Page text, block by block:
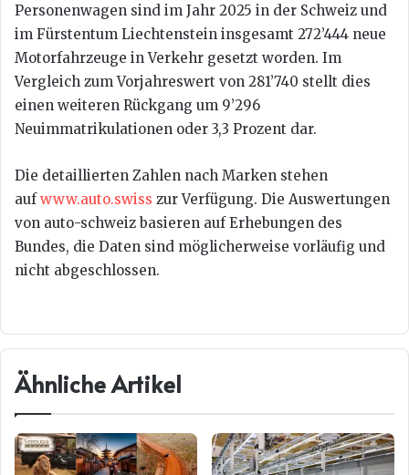
Personenwagen sind im Jahr 2025 in der Schweiz und
im Fürstentum Liechtenstein insgesamt 272’444 neue
Motorfahrzeuge in Verkehr gesetzt worden. Im
Vergleich zum Vorjahreswert von 281’740 stellt dies
einen weiteren Rückgang um 9’296
Neuimmatrikulationen oder 3,3 Prozent dar.
Die detaillierten Zahlen nach Marken stehen
aufwww.auto.swiss zur Verfügung. Die Auswertungen
von auto-schweiz basieren auf Erhebungen des
Bundes, die Daten sind möglicherweise vorläufig und
nicht abgeschlossen.
Ähnliche Artikel